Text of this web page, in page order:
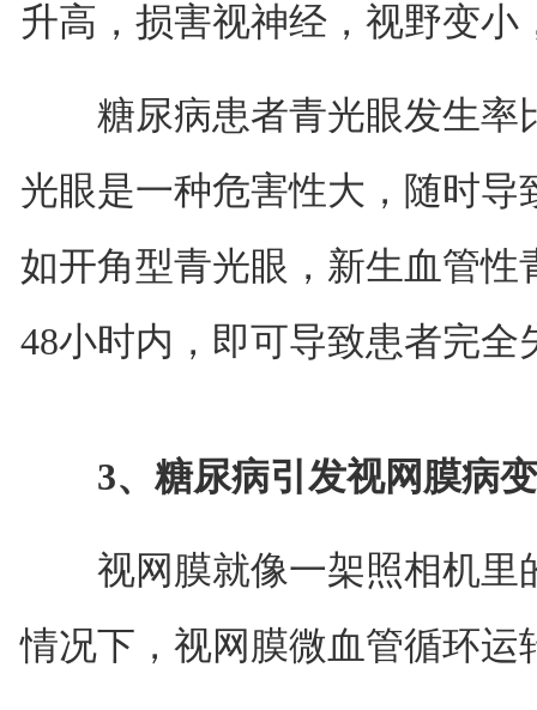
升高，损害视神经，视野变小
糖尿病患者青光眼发生率
光眼是一种危害性大，随时
如开角型青光眼，新生血管性
48小时内，即可导致患者完全
3、糖尿病引发视网膜病变
视网膜就像一架照相机里
情况下，视网膜微血管循环运